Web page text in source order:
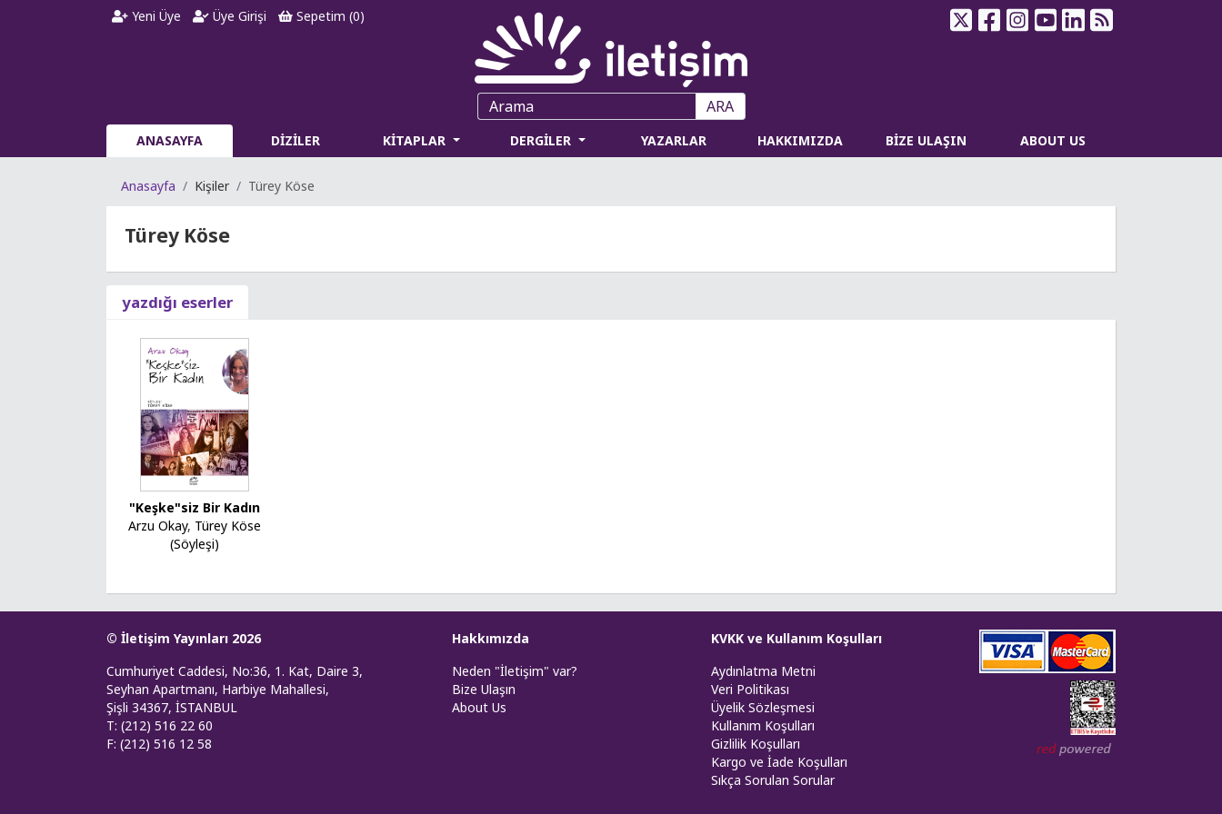
Yeni Üye Üye Girişi Sepetim (0)
ARA
ANASAYFA DİZİLER KİTAPLAR DERGİLER YAZARLAR HAKKIMIZDA BİZE ULAŞIN ABOUT US
Anasayfa Kişiler Türey Köse
Türey Köse
yazdığı eserler
"Keşke"siz Bir Kadın
Arzu Okay, Türey Köse
(Söyleşi)
© İletişim Yayınları 2026
Cumhuriyet Caddesi, No:36, 1. Kat, Daire 3,
Seyhan Apartmanı, Harbiye Mahallesi,
Şişli 34367, İSTANBUL
T: (212) 516 22 60
F: (212) 516 12 58
Hakkımızda
Neden "İletişim" var?
Bize Ulaşın
About Us
KVKK ve Kullanım Koşulları
Aydınlatma Metni
Veri Politikası
Üyelik Sözleşmesi
Kullanım Koşulları
Gizlilik Koşulları
Kargo ve İade Koşulları
Sıkça Sorulan Sorular
Web tasarım: Red Bilişim